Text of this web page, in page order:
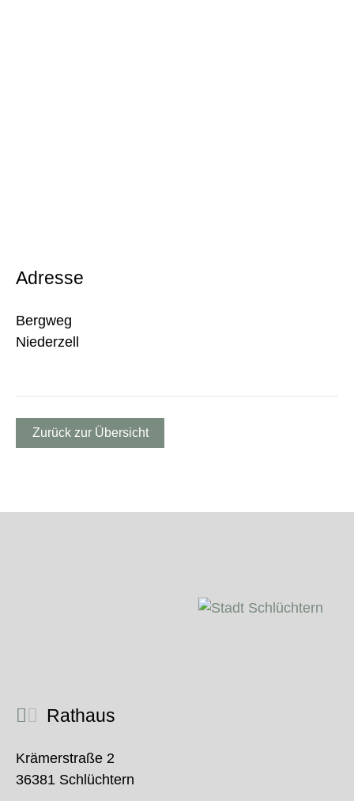
Adresse
Bergweg
Niederzell
Zurück zur Übersicht
Rathaus
Krämerstraße 2
36381 Schlüchtern